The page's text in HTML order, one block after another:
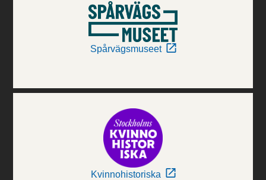
Spårvägsmuseet
Kvinnohistoriska